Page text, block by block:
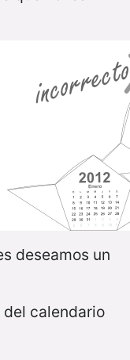
deseamos un
calendario